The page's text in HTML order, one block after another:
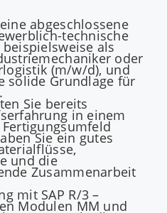
abgeschlossene
technische
als
oder
(m/w/d), und
solide Grundlage für
Sie bereits
in einem
Sie ein gutes
und die
Zusammenarbeit
mit SAP R/3 –
Modulen MM und